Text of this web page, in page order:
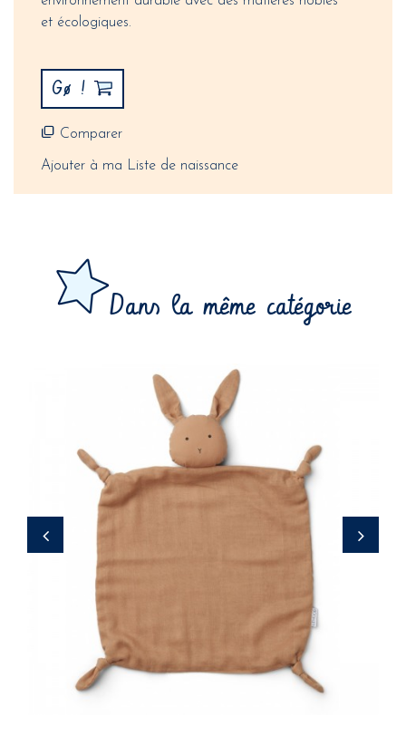
et écologiques.
Gø !
Comparer
Ajouter à ma Liste de naissance
Dans la même catégorie